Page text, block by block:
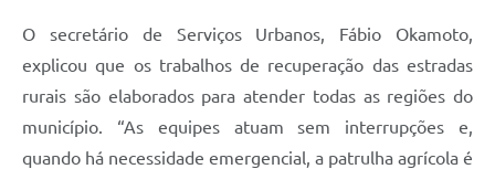
O secretário de Serviços Urbanos, Fábio Okamoto,
explicou que os trabalhos de recuperação das estradas
rurais são elaborados para atender todas as regiões do
município. “As equipes atuam sem interrupções e,
quando há necessidade emergencial, a patrulha agrícola é